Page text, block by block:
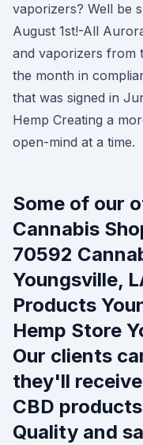
vaporizers? Well be
August 1st!-All
and vaporizers from
the month in
that was signed in
Hemp Creating a
open-mind at a time.
Some of our
Cannabis
70592
Youngsville,
Products
Hemp Store
Our clients
they'll
CBD
Quality and